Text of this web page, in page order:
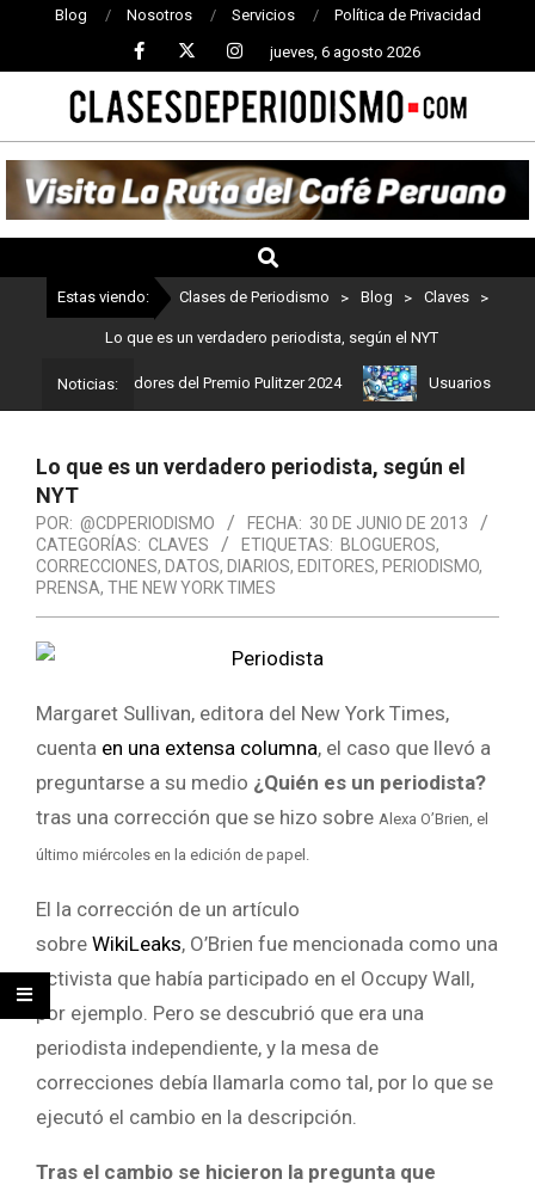
Blog Nosotros Servicios Política de Privacidad
jueves, 6 agosto 2026
CLASES
DE
PERIODISMO
Estas viendo: Clases de Periodismo > Blog > Claves >
Lo que es un verdadero periodista, según el NYT
Noticias:
son los ganadores del Premio Pulitzer 2024 Usuarios de
Lo que es un verdadero periodista, según el
NYT
POR: @CDPERIODISMO FECHA: 30 DE JUNIO DE 2013
CATEGORÍAS: CLAVES ETIQUETAS: BLOGUEROS,
CORRECCIONES, DATOS, DIARIOS, EDITORES, PERIODISMO,
PRENSA, THE NEW YORK TIMES
Margaret Sullivan, editora del New York Times,
cuenta en una extensa columna, el caso que llevó a
preguntarse a su medio ¿Quién es un periodista?
tras una corrección que se hizo sobre Alexa O’Brien, el
último miércoles en la edición de papel.
El la corrección de un artículo
sobre WikiLeaks, O’Brien fue mencionada como una
activista que había participado en el Occupy Wall,
por ejemplo. Pero se descubrió que era una
periodista independiente, y la mesa de
correcciones debía llamarla como tal, por lo que se
ejecutó el cambio en la descripción.
Tras el cambio se hicieron la pregunta que